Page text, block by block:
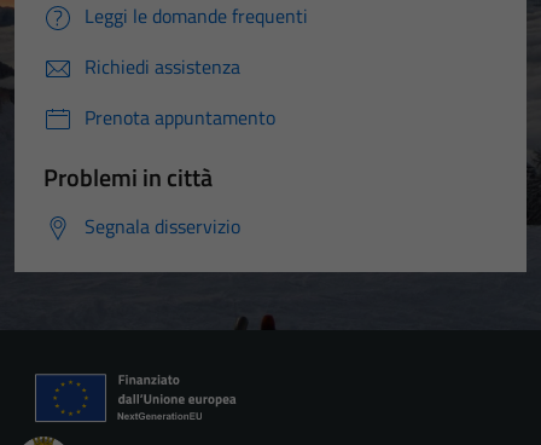
Leggi le domande frequenti
Richiedi assistenza
Prenota appuntamento
Problemi in città
Segnala disservizio